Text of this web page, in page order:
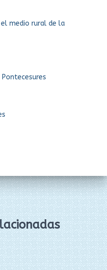
medio rural de la
Pontecesures